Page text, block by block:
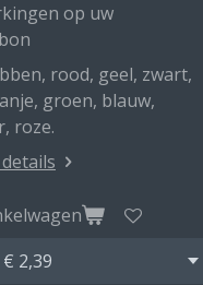
op uw
rood, geel, zwart,
groen, blauw,
roze.